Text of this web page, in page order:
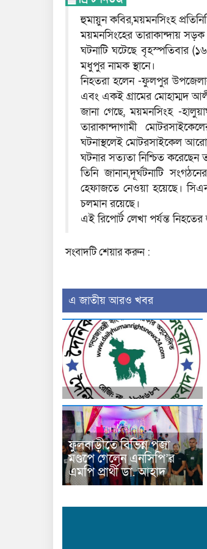
হুমায়ুন কবির,ময়মনসিংহ
ময়মনসিংহের তারাকান্দায়
ঘটনাটি ঘটেছে বৃহস্পতিবার
মধুপুর নামক স্থানে।
নিহতরা হলেন -ফুলপুর
এবং একই গ্রামের মোহাম্মদ
জানা গেছে, ময়মনসিংহ -
তারাকান্দাগামী
ঘটনাস্থলেই মোটরসাইকেল
ঘটনার সত্যতা নিশ্চিত করেছেন
তিনি জানান,দূর্ঘটনাটি
হেফাজতে নেওয়া হয়েছে।
চলমান রয়েছে।
এই রিপোর্ট লেখা পর্যন্ত
সংবাদটি শেয়ার করুন :
এ জাতীয় আরও খবর
ফুলবাড়ীতে বিভিন্ন পূজা
মণ্ডপে গেলেন এনসিপি’র
এমপি প্রার্থী ডা. আহাদ